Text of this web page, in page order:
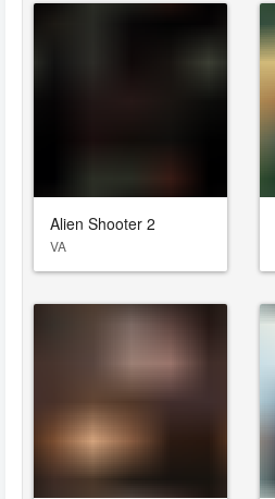
Alien Shooter 2
VA